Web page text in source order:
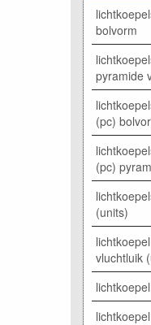
bolvorm
pyramide
(pc)
(pc)
(units)
vluchtluik